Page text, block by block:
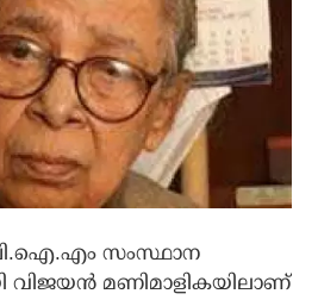
സംസ്ഥാന
വിജയന്‍ മണിമാളികയിലാണ്